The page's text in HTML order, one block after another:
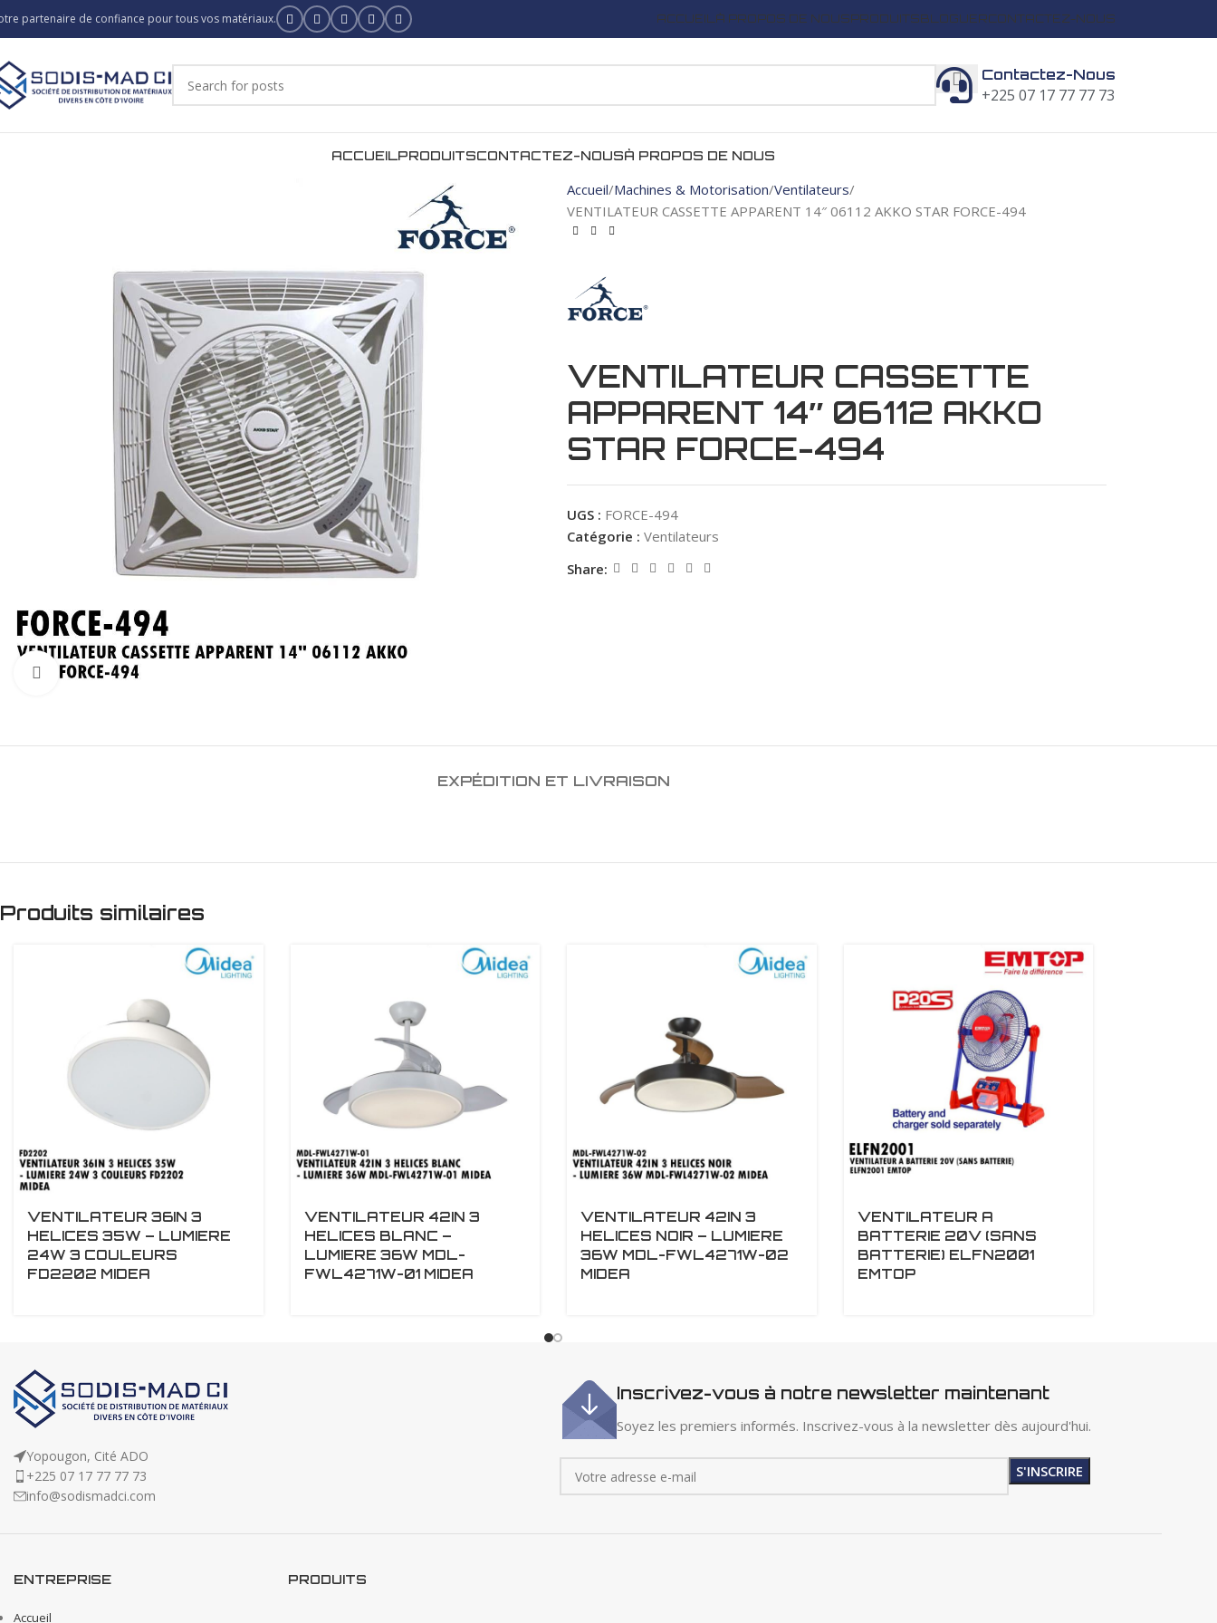
partenaire de confiance pour tous vos matériaux. ACCUEILÀ PROPOS DE NOUSPRODUITSBLOGUERCONTACTEZ-NOUS
Contactez-Nous
+225 07 17 77 77 73
ACCUEILPRODUITSCONTACTEZ-NOUSÀ PROPOS DE NOUS
Click to enlarge
Accueil Machines & Motorisation Ventilateurs
VENTILATEUR CASSETTE APPARENT 14″ 06112 AKKO STAR FORCE-494
VENTILATEUR CASSETTE
APPARENT 14″ 06112 AKKO
STAR FORCE-494
UGS : FORCE-494
Catégorie : Ventilateurs
Share:
EXPÉDITION ET LIVRAISON
Produits similaires
VENTILATEUR 36IN 3
HELICES 35W – LUMIERE
24W 3 COULEURS
FD2202 MIDEA
VENTILATEUR 42IN 3
HELICES BLANC –
LUMIERE 36W MDL-
FWL4271W-01 MIDEA
VENTILATEUR 42IN 3
HELICES NOIR – LUMIERE
36W MDL-FWL4271W-02
MIDEA
VENTILATEUR A
BATTERIE 20V (SANS
BATTERIE) ELFN2001
EMTOP
Yopougon, Cité ADO
+225 07 17 77 77 73
info@sodismadci.com
Inscrivez-vous à notre newsletter maintenant
Soyez les premiers informés. Inscrivez-vous à la newsletter dès aujourd'hui.
ENTREPRISE
Accueil
PRODUITS